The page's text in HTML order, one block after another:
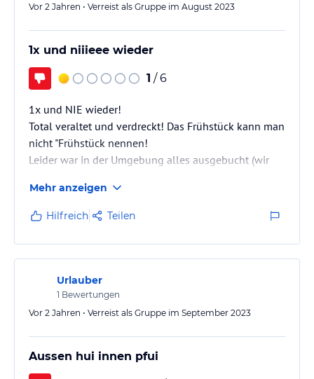
Vor 2 Jahren • Verreist als Gruppe im August 2023
1x und niiieee wieder
1 / 6
1x und NIE wieder!
Total veraltet und verdreckt! Das Frühstück kann man
nicht "Frühstück nennen!
Leider war in der Umgebung alles ausgebucht (wir
wir das Haus sofort wieder verlassen und hätten
keine weitere Minute dort verbracht.
Mehr anzeigen
Hilfreich Teilen
Urlauber
1 Bewertungen
Vor 2 Jahren • Verreist als Gruppe im September 2023
Aussen hui innen pfui